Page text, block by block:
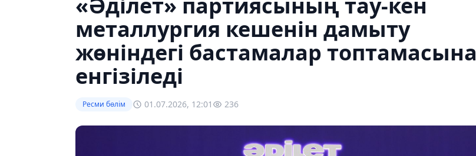
металлургия кешенін дамыту
жөніндегі бастамалар топтамасына
енгізіледі
Ресми бөлім 01.07.2026, 12:01 236